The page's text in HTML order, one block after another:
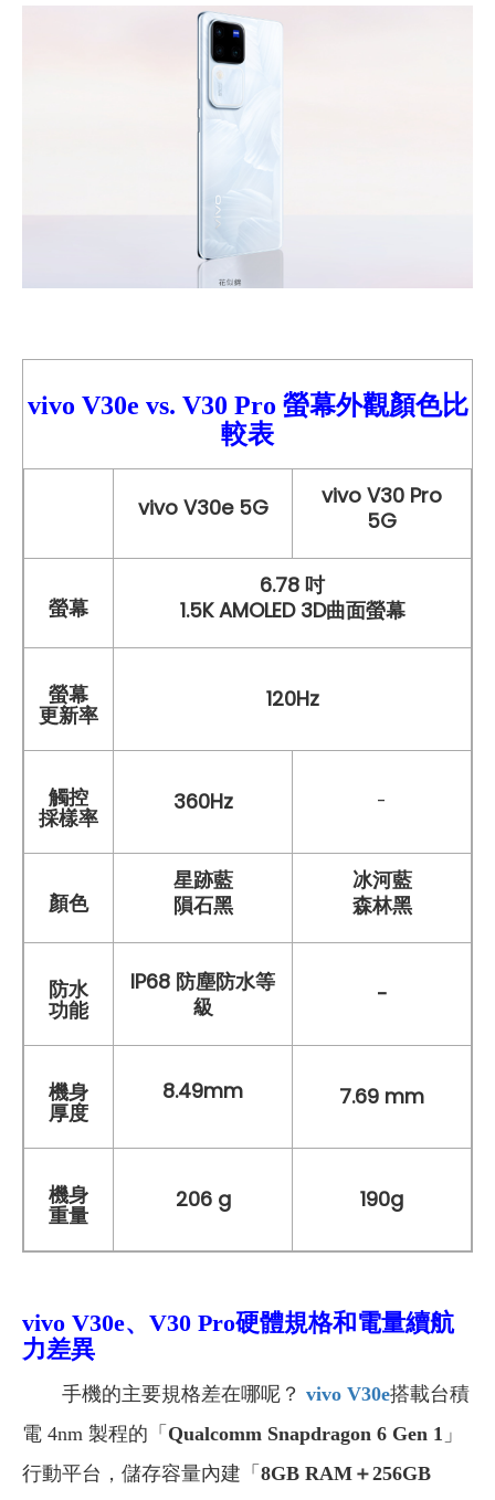
vivo V30e vs. V30 Pro 螢幕外觀顏色比
較表
vivo V30e 5G
vivo V30 Pro
5G
螢幕
6.78 吋
1.5K AMOLED 3D曲面螢幕
螢幕
更新率
120Hz
觸控
採樣率
360Hz -
顏色
星跡藍
隕石黑
冰河藍
森林黑
防水
功能
IP68 防塵防水等
級
-
機身
厚度
8.49mm 7.69 mm
機身
重量
206 g 190g
vivo V30e、V30 Pro硬體規格和電量續航
力差異
手機的主要規格差在哪呢？ vivo V30e搭載台積
電 4nm 製程的「 Qualcomm Snapdragon 6 Gen 1 」
行動平台，儲存容量內建「 8GB RAM＋256GB